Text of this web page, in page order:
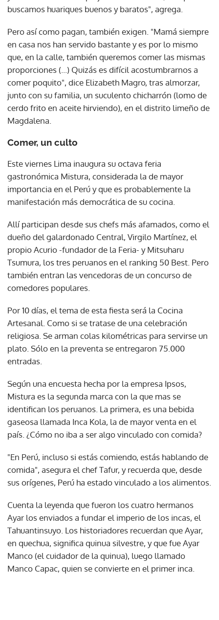
buscamos huariques buenos y baratos", agrega.
Pero así como pagan, también exigen. "Mamá siempre
en casa nos han servido bastante y es por lo mismo
que, en la calle, también queremos comer las mismas
proporciones (...) Quizás es difícil acostumbrarnos a
comer poquito", dice Elizabeth Magro, tras almorzar,
junto con su familia, un suculento chicharrón (lomo de
cerdo frito en aceite hirviendo), en el distrito limeño de
Magdalena.
Comer, un culto
Este viernes Lima inaugura su octava feria
gastronómica Mistura, considerada la de mayor
importancia en el Perú y que es probablemente la
manifestación más democrática de su cocina.
Allí participan desde sus chefs más afamados, como el
dueño del galardonado Central, Virgilo Martínez, el
propio Acurio -fundador de la Feria- y Mitsuharu
Tsumura, los tres peruanos en el ranking 50 Best. Pero
también entran las vencedoras de un concurso de
comedores populares.
Por 10 días, el tema de esta fiesta será la Cocina
Artesanal. Como si se tratase de una celebración
religiosa. Se arman colas kilométricas para servirse un
plato. Sólo en la preventa se entregaron 75.000
entradas.
Según una encuesta hecha por la empresa Ipsos,
Mistura es la segunda marca con la que mas se
identifican los peruanos. La primera, es una bebida
gaseosa llamada Inca Kola, la de mayor venta en el
país. ¿Cómo no iba a ser algo vinculado con comida?
"En Perú, incluso si estás comiendo, estás hablando de
comida", asegura el chef Tafur, y recuerda que, desde
sus orígenes, Perú ha estado vinculado a los alimentos.
Cuenta la leyenda que fueron los cuatro hermanos
Ayar los enviados a fundar el imperio de los incas, el
Tahuantinsuyo. Los historiadores recuerdan que Ayar,
en quechua, significa quinua silvestre, y que fue Ayar
Manco (el cuidador de la quinua), luego llamado
Manco Capac, quien se convierte en el primer inca.